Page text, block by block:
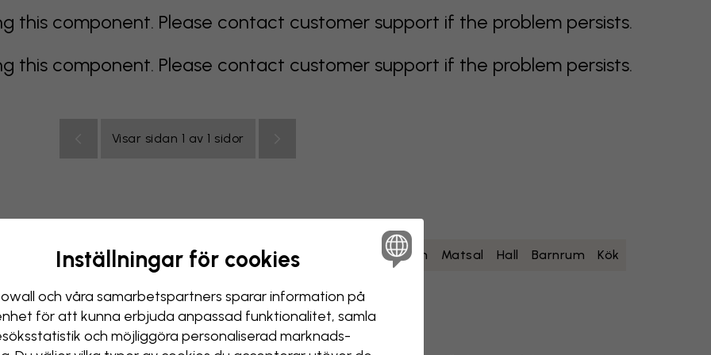
this component. Please contact customer support if the problem persists.
this component. Please contact customer support if the problem persists.
Visar sidan 1 av 1 sidor
orange rosa lila röd turkos vit gul Sovrum Matsal Hall Barnrum Kök
Inställningar för cookies
och våra samarbets­partners sparar information på
för att kunna erbjuda anpassad funktionalitet, samla
och möjliggöra personaliserad marknads­